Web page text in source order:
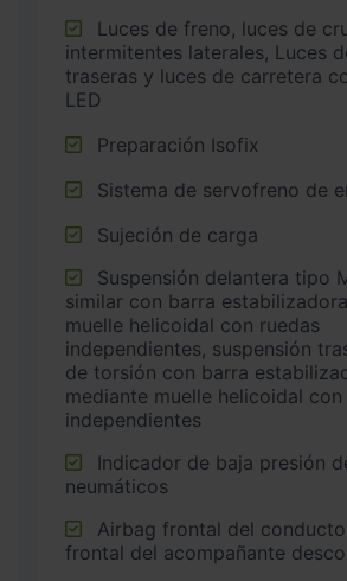
intermitentes laterales, Luces
traseras y luces de carretera
LED
Preparación Isofix
Sistema de servofreno de
Sujeción de carga
similar con barra
muelle helicoidal con ruedas
independientes, suspensión
de torsión con barra
mediante muelle helicoidal
independientes
neumáticos
frontal del acompañante